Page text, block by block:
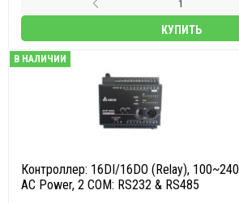
КУПИТЬ
В НАЛИЧИИ
Контроллер: 16DI/16DO (Relay), 100~240
AC Power, 2 COM: RS232 & RS485